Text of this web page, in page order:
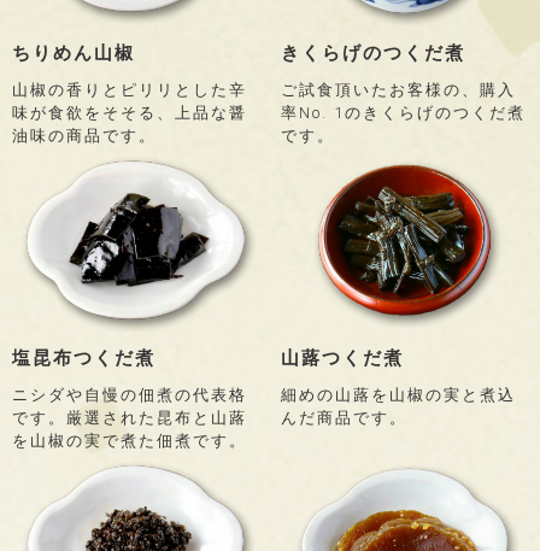
ちりめん山椒
山椒の香りとピリリとした辛
味が食欲をそそる、上品な醤
油味の商品です。
きくらげのつくだ煮
ご試食頂いたお客様の、購入
率No. 1のきくらげのつくだ煮
です。
塩昆布つくだ煮
ニシダや自慢の佃煮の代表格
です。厳選された昆布と山蕗
を山椒の実で煮た佃煮です。
山蕗つくだ煮
細めの山蕗を山椒の実と煮込
んだ商品です。